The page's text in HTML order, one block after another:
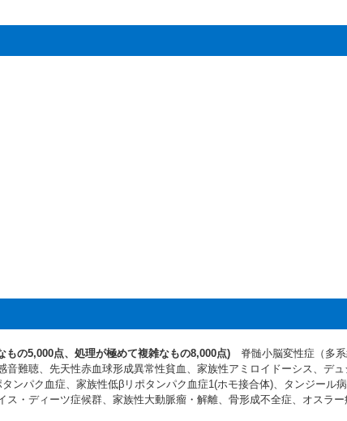
の5,000点、処理が極めて複雑なもの8,000点) 脊髄小脳変性症（多系
難聴、先天性赤血球形成異常性貧血、家族性アミロイドーシス、デ
ンパク血症、家族性低βリポタンパク血症1(ホモ接合体)、タンジール
・ディーツ症候群、家族性大動脈瘤・解離、骨形成不全症、オスラ